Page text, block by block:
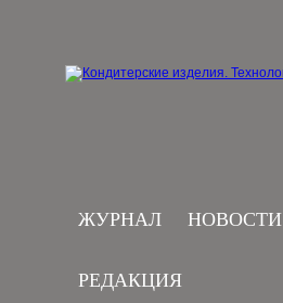
ЖУРНАЛ НОВОСТИ
РЕДАКЦИЯ